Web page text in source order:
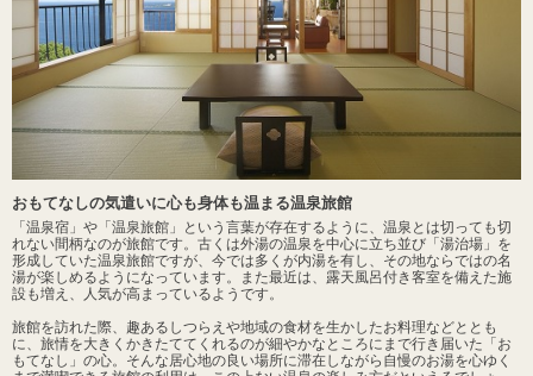
おもてなしの気遣いに心も身体も温まる温泉旅館
「温泉宿」や「温泉旅館」という言葉が存在するように、温泉とは切っても切
れない間柄なのが旅館です。古くは外湯の温泉を中心に立ち並び「湯治場」を
形成していた温泉旅館ですが、今では多くが内湯を有し、その地ならではの名
湯が楽しめるようになっています。また最近は、露天風呂付き客室を備えた施
設も増え、人気が高まっているようです。
旅館を訪れた際、趣あるしつらえや地域の食材を生かしたお料理などととも
に、旅情を大きくかきたててくれるのが細やかなところにまで行き届いた「お
もてなし」の心。そんな居心地の良い場所に滞在しながら自慢のお湯を心ゆく